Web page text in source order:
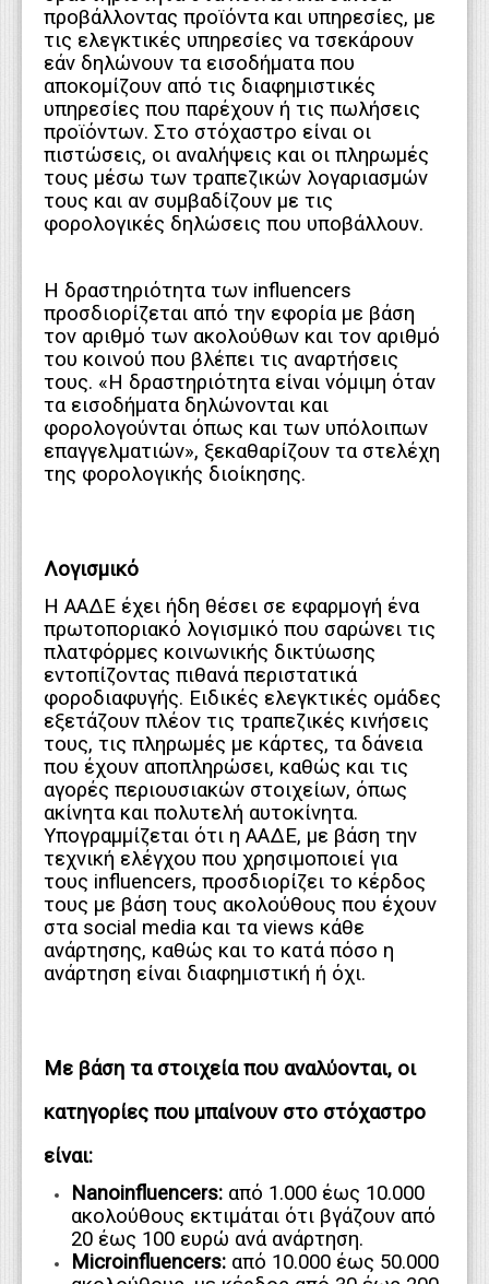
προβάλλοντας προϊόντα και υπηρεσίες, με
τις ελεγκτικές υπηρεσίες να τσεκάρουν
εάν δηλώνουν τα εισοδήματα που
αποκομίζουν από τις διαφημιστικές
υπηρεσίες που παρέχουν ή τις πωλήσεις
προϊόντων. Στο στόχαστρο είναι οι
πιστώσεις, οι αναλήψεις και οι πληρωμές
τους μέσω των τραπεζικών λογαριασμών
τους και αν συμβαδίζουν με τις
φορολογικές δηλώσεις που υποβάλλουν.
Η δραστηριότητα των influencers
προσδιορίζεται από την εφορία με βάση
τον αριθμό των ακολούθων και τον αριθμό
του κοινού που βλέπει τις αναρτήσεις
τους. «Η δραστηριότητα είναι νόμιμη όταν
τα εισοδήματα δηλώνονται και
φορολογούνται όπως και των υπόλοιπων
επαγγελματιών», ξεκαθαρίζουν τα στελέχη
της φορολογικής διοίκησης.
Λογισμικό
Η ΑΑΔΕ έχει ήδη θέσει σε εφαρμογή ένα
πρωτοποριακό λογισμικό που σαρώνει τις
πλατφόρμες κοινωνικής δικτύωσης
εντοπίζοντας πιθανά περιστατικά
φοροδιαφυγής. Ειδικές ελεγκτικές ομάδες
εξετάζουν πλέον τις τραπεζικές κινήσεις
τους, τις πληρωμές με κάρτες, τα δάνεια
που έχουν αποπληρώσει, καθώς και τις
αγορές περιουσιακών στοιχείων, όπως
ακίνητα και πολυτελή αυτοκίνητα.
Υπογραμμίζεται ότι η ΑΑΔΕ, με βάση την
τεχνική ελέγχου που χρησιμοποιεί για
τους influencers, προσδιορίζει το κέρδος
τους με βάση τους ακολούθους που έχουν
στα social media και τα views κάθε
ανάρτησης, καθώς και το κατά πόσο η
ανάρτηση είναι διαφημιστική ή όχι.
Με βάση τα στοιχεία που αναλύονται, οι
κατηγορίες που μπαίνουν στο στόχαστρο
είναι:
Nanoinfluencers: από 1.000 έως 10.000
ακολούθους εκτιμάται ότι βγάζουν από
20 έως 100 ευρώ ανά ανάρτηση.
Microinfluencers: από 10.000 έως 50.000